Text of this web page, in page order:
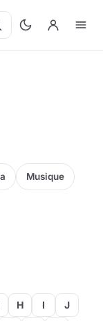
Musique
H I
J